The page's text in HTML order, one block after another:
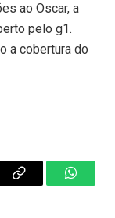
ao Oscar, a
pelo g1.
a cobertura do
Copy